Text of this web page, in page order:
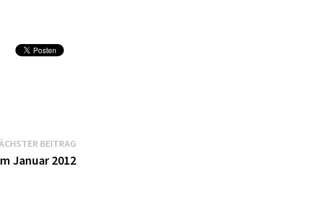
BEITRAGNächster
Beitrag:
Januar 2012